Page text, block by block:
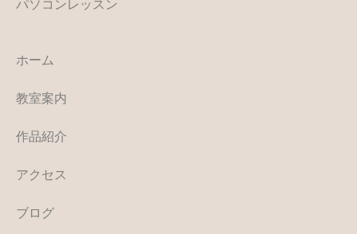
パソコンレッスン
ホーム
教室案内
作品紹介
アクセス
ブログ